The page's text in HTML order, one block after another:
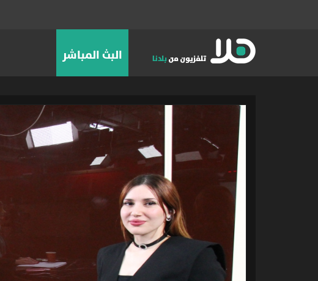
البث المباشر